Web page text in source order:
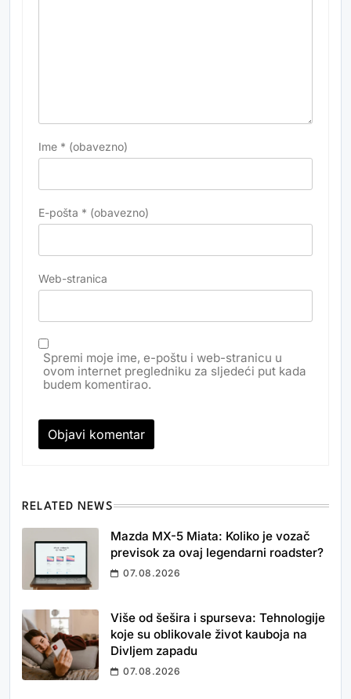
Ime * (obavezno)
E-pošta * (obavezno)
Web-stranica
Spremi moje ime, e-poštu i web-stranicu u
ovom internet pregledniku za sljedeći put kada
budem komentirao.
RELATED NEWS
Mazda MX-5 Miata: Koliko je vozač
previsok za ovaj legendarni roadster?
07.08.2026
Više od šešira i spurseva: Tehnologije
koje su oblikovale život kauboja na
Divljem zapadu
07.08.2026